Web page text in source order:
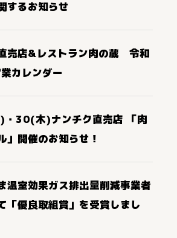
するお知らせ
売店&レストラン肉の蔵 令和
カレンダー
30(木)ナンチク直売店 「肉
」開催のお知らせ！
温室効果ガス排出量削減事業者
「優良取組賞」を受賞しまし